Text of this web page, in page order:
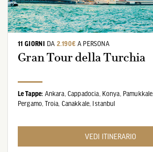
11 GIORNI DA 2.190€ A PERSONA
Gran Tour della Turchia
Le Tappe: Ankara, Cappadocia, Konya, Pamukkale,
Pergamo, Troia, Canakkale, Istanbul
VEDI ITINERARIO